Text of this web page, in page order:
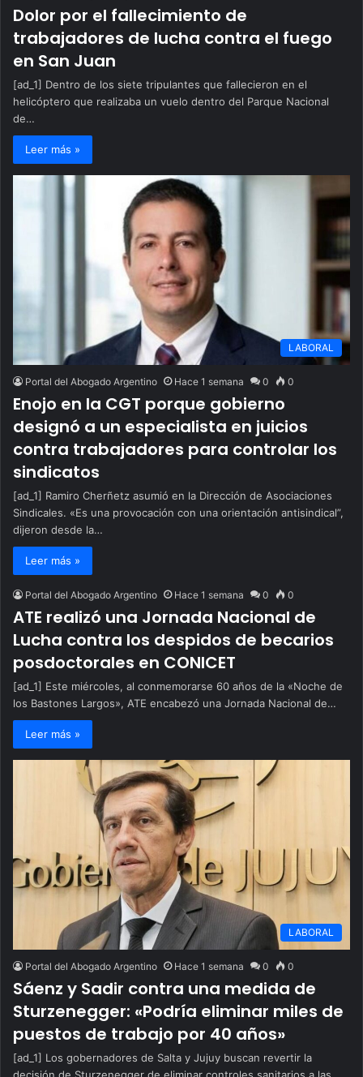
Dolor por el fallecimiento de
trabajadores de lucha contra el fuego
en San Juan
[ad_1] Dentro de los siete tripulantes que fallecieron en el
helicóptero que realizaba un vuelo dentro del Parque Nacional
de…
Leer más »
LABORAL
Portal del Abogado Argentino Hace 1 semana 0 0
Enojo en la CGT porque gobierno
designó a un especialista en juicios
contra trabajadores para controlar los
sindicatos
[ad_1] Ramiro Cherñetz asumió en la Dirección de Asociaciones
Sindicales. «Es una provocación con una orientación antisindical”,
dijeron desde la…
Leer más »
Portal del Abogado Argentino Hace 1 semana 0 0
ATE realizó una Jornada Nacional de
Lucha contra los despidos de becarios
posdoctorales en CONICET
[ad_1] Este miércoles, al conmemorarse 60 años de la «Noche de
los Bastones Largos», ATE encabezó una Jornada Nacional de…
Leer más »
LABORAL
Portal del Abogado Argentino Hace 1 semana 0 0
Sáenz y Sadir contra una medida de
Sturzenegger: «Podría eliminar miles de
puestos de trabajo por 40 años»
[ad_1] Los gobernadores de Salta y Jujuy buscan revertir la
decisión de Sturzenegger de eliminar controles sanitarios a las